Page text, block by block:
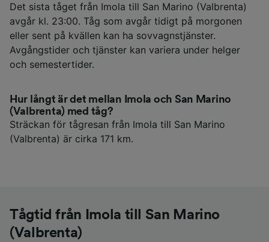
Det sista tåget från Imola till San Marino (Valbrenta)
avgår kl. 23:00. Tåg som avgår tidigt på morgonen
eller sent på kvällen kan ha sovvagnstjänster.
Avgångstider och tjänster kan variera under helger
och semestertider.
Hur långt är det mellan Imola och San Marino
(Valbrenta) med tåg?
Sträckan för tågresan från Imola till San Marino
(Valbrenta) är cirka 171 km.
Tågtid från Imola till San Marino
(Valbrenta)